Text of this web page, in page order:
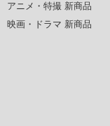
アニメ・特撮 新商品
映画・ドラマ 新商品